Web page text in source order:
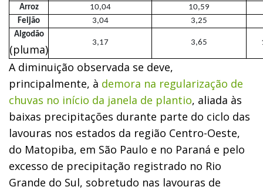
Arroz 10,04
10,59
Feijão
3,04
3,25
Algodão
(pluma) 3,17 3,65
A diminuição observada se deve,
principalmente, à demora na regularização de
chuvas no início da janela de plantio, aliada às
baixas precipitações durante parte do ciclo das
lavouras nos estados da região Centro-Oeste,
do Matopiba, em São Paulo e no Paraná e pelo
excesso de precipitação registrado no Rio
Grande do Sul, sobretudo nas lavouras de